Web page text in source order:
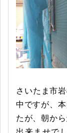
さいたま市
中ですが、
たが、朝か